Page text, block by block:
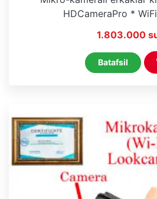
HDCameraPro *
1.803.000
Batafsil